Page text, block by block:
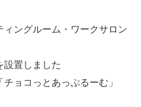
ルーム・ワークサロン
しました
っとあっぷるーむ」